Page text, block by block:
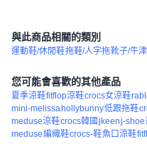
與此商品相關的類別
運動鞋/休閒鞋拖鞋/人字拖靴子/牛
您可能會喜歡的其他產品
夏季涼鞋fitflop涼鞋crocs女涼鞋
mini-melissa hollybunny低跟拖鞋
meduse涼鞋crocs韓國 jkeenj-shoe
meduse編織鞋crocs-鞋魚口涼鞋